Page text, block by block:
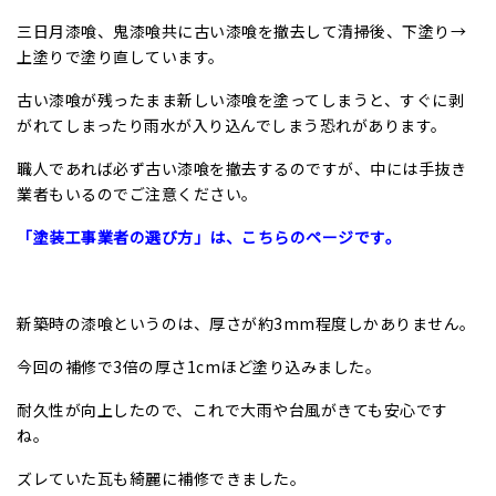
三日月漆喰、鬼漆喰共に古い漆喰を撤去して清掃後、下塗り→
上塗りで塗り直しています。
古い漆喰が残ったまま新しい漆喰を塗ってしまうと、すぐに剥
がれてしまったり雨水が入り込んでしまう恐れがあります。
職人であれば必ず古い漆喰を撤去するのですが、中には手抜き
業者もいるのでご注意ください。
「塗装工事業者の選び方」は、こちらのページです。
新築時の漆喰というのは、厚さが約3mm程度しかありません。
今回の補修で3倍の厚さ1cmほど塗り込みました。
耐久性が向上したので、これで大雨や台風がきても安心です
ね。
ズレていた瓦も綺麗に補修できました。